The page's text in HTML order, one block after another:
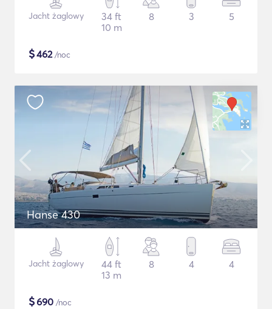
Jacht żaglowy
34 ft
10 m
8 3 5
$462/noc
Hanse 430
Jacht żaglowy
44 ft
13 m
8 4 4
$690 /noc